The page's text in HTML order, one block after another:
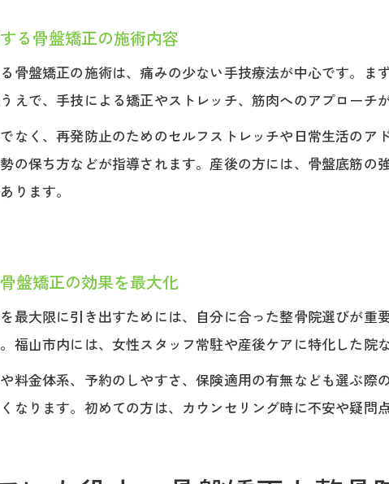
る骨盤矯正の施術内容
骨盤矯正の施術は、痛みの少ない手技療法が中心です。
えで、手技による矯正やストレッチ、筋肉へのアプローチ
なく、再発防止のためのセルフストレッチや日常生活の
の保ち方などが指導されます。産後の方には、骨盤底筋
ります。
盤矯正の効果を最大化
最大限に引き出すためには、自分に合った整骨院選びが
福山市内には、女性スタッフ常駐や産後ケアに特化した院
料金体系、予約のしやすさ、保険適用の有無なども選ぶ
なります。初めての方は、カウンセリング時に不安や疑問